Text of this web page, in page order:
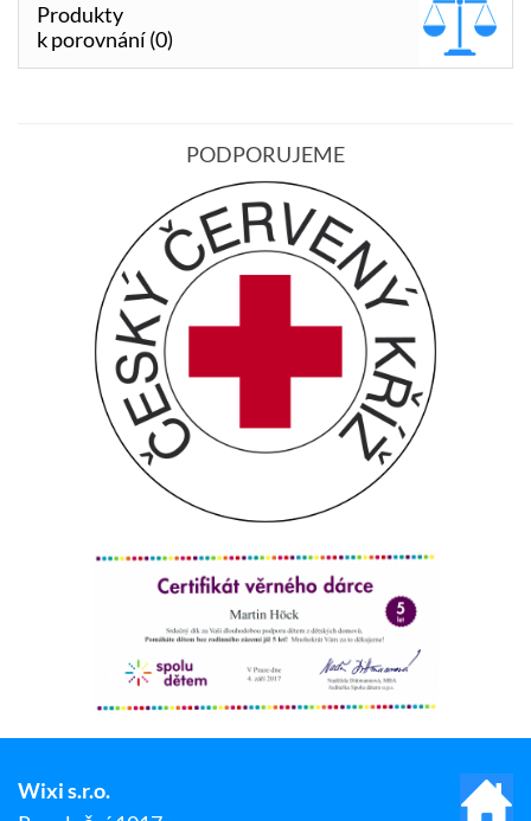
Produkty
k porovnání (0)
PODPORUJEME
Wixi s.r.o.